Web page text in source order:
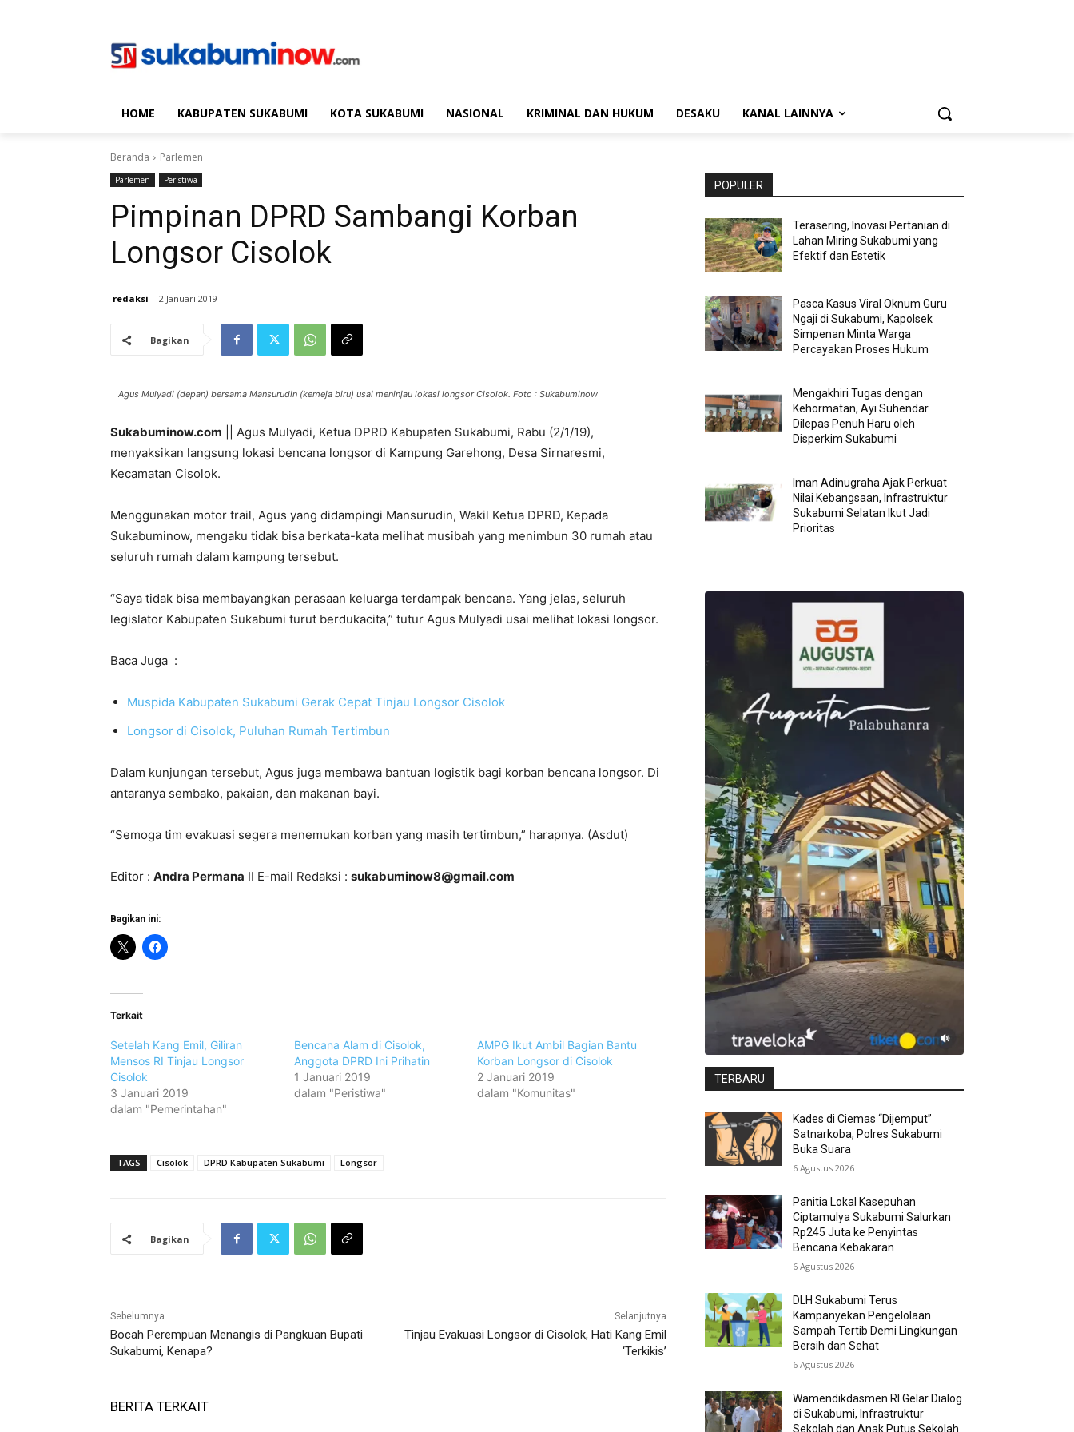
HOME KABUPATEN SUKABUMI KOTA SUKABUMI NASIONAL KRIMINAL DAN HUKUM DESAKU KANAL LAINNYA
Beranda Parlemen
Parlemen Peristiwa
Pimpinan DPRD Sambangi Korban
Longsor Cisolok
redaksi 2 Januari 2019
Bagikan
Agus Mulyadi (depan) bersama Mansurudin (kemeja biru) usai meninjau lokasi longsor Cisolok. Foto : Sukabuminow
Sukabuminow.com || Agus Mulyadi, Ketua DPRD Kabupaten Sukabumi, Rabu (2/1/19),
menyaksikan langsung lokasi bencana longsor di Kampung Garehong, Desa Sirnaresmi,
Kecamatan Cisolok.
Menggunakan motor trail, Agus yang didampingi Mansurudin, Wakil Ketua DPRD, Kepada
Sukabuminow, mengaku tidak bisa berkata-kata melihat musibah yang menimbun 30 rumah atau
seluruh rumah dalam kampung tersebut.
“Saya tidak bisa membayangkan perasaan keluarga terdampak bencana. Yang jelas, seluruh
legislator Kabupaten Sukabumi turut berdukacita,” tutur Agus Mulyadi usai melihat lokasi longsor.
Baca Juga :
Muspida Kabupaten Sukabumi Gerak Cepat Tinjau Longsor Cisolok
Longsor di Cisolok, Puluhan Rumah Tertimbun
Dalam kunjungan tersebut, Agus juga membawa bantuan logistik bagi korban bencana longsor. Di
antaranya sembako, pakaian, dan makanan bayi.
“Semoga tim evakuasi segera menemukan korban yang masih tertimbun,” harapnya. (Asdut)
Editor : Andra Permana II E-mail Redaksi : sukabuminow8@gmail.com
Bagikan ini:
Terkait
Setelah Kang Emil, Giliran
Mensos RI Tinjau Longsor
Cisolok
3 Januari 2019
dalam "Pemerintahan"
Bencana Alam di Cisolok,
Anggota DPRD Ini Prihatin
1 Januari 2019
dalam "Peristiwa"
AMPG Ikut Ambil Bagian Bantu
Korban Longsor di Cisolok
2 Januari 2019
dalam "Komunitas"
TAGS Cisolok DPRD Kabupaten Sukabumi Longsor
Bagikan
Sebelumnya
Bocah Perempuan Menangis di Pangkuan Bupati
Sukabumi, Kenapa?
Selanjutnya
Tinjau Evakuasi Longsor di Cisolok, Hati Kang Emil
‘Terkikis’
BERITA TERKAIT
POPULER
Terasering, Inovasi Pertanian di
Lahan Miring Sukabumi yang
Efektif dan Estetik
Pasca Kasus Viral Oknum Guru
Ngaji di Sukabumi, Kapolsek
Simpenan Minta Warga
Percayakan Proses Hukum
Mengakhiri Tugas dengan
Kehormatan, Ayi Suhendar
Dilepas Penuh Haru oleh
Disperkim Sukabumi
Iman Adinugraha Ajak Perkuat
Nilai Kebangsaan, Infrastruktur
Sukabumi Selatan Ikut Jadi
Prioritas
TERBARU
Kades di Ciemas “Dijemput”
Satnarkoba, Polres Sukabumi
Buka Suara
6 Agustus 2026
Panitia Lokal Kasepuhan
Ciptamulya Sukabumi Salurkan
Rp245 Juta ke Penyintas
Bencana Kebakaran
6 Agustus 2026
DLH Sukabumi Terus
Kampanyekan Pengelolaan
Sampah Tertib Demi Lingkungan
Bersih dan Sehat
6 Agustus 2026
Wamendikdasmen RI Gelar Dialog
di Sukabumi, Infrastruktur
Sekolah dan Anak Putus Sekolah